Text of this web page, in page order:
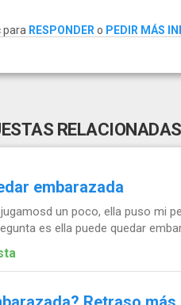
para RESPONDER o PEDIR MÁS
RELACIONADAS
embarazada
un poco, ella puso mi
es ella puede quedar